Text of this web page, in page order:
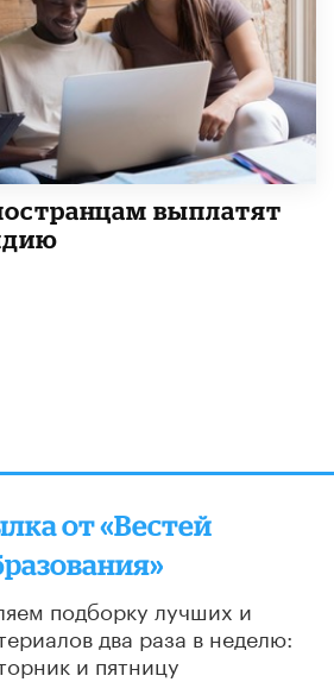
выплатят
от «Вестей
подборку лучших и
два раза в неделю:
и пятницу